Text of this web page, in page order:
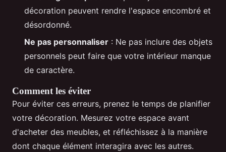
décoration peuvent rendre l'espace encombré et
désordonné.
Ne pas personnaliser : Ne pas inclure des objets
personnels peut faire que votre intérieur manque
de caractère.
Comment les éviter
Pour éviter ces erreurs, prenez le temps de planifier
votre décoration. Mesurez votre espace avant
d'acheter des meubles, et réfléchissez à la manière
dont chaque élément interagira avec les autres.